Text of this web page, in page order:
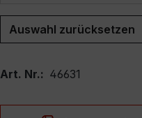
Auswahl zurücksetzen
Art. Nr.: 46631